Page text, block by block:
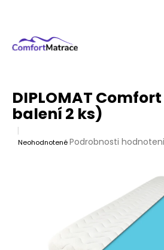
DIPLOMAT Comfort
balení 2 ks)
Priemerné
NeohodnotenéPodrobnosti